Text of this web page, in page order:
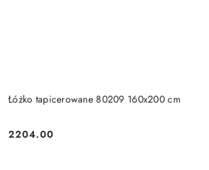
Łóżko tapicerowane 80209 160x200 cm
Cena:
2204.00